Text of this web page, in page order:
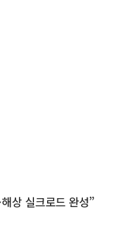
상 실크로드 완성”